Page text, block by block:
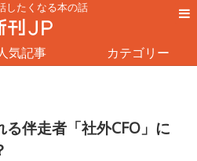
したくなる本の話
気記事 カテゴリー
伴走者「社外CFO」に